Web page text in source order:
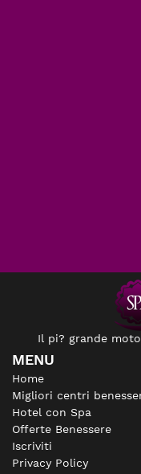
Il pi? grande
MENU
Home
Migliori centri
Hotel con Spa
Offerte Benessere
Iscriviti
Privacy Policy